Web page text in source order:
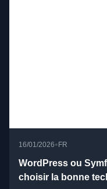
16/01/2026• FR
WordPress ou
choisir la bonne